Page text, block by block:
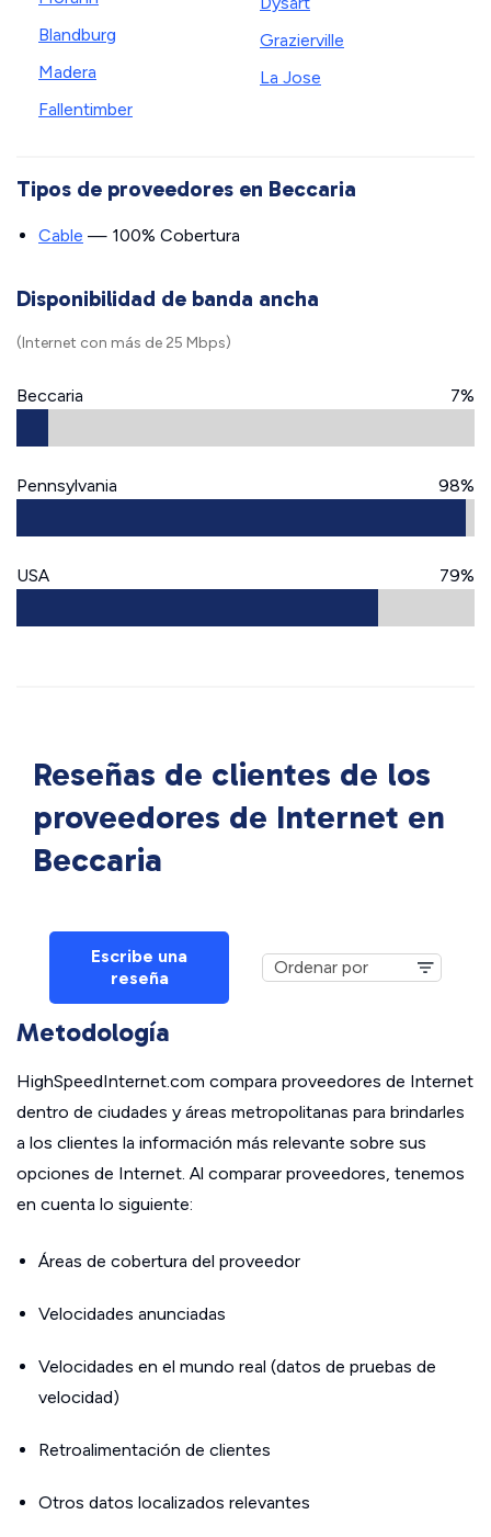
Blandburg
Madera
Fallentimber
Grazierville
La Jose
Tipos de proveedores en Beccaria
Cable — 100% Cobertura
Disponibilidad de banda ancha
(Internet con más de 25 Mbps)
Beccaria 7%
Pennsylvania 98%
USA 79%
Reseñas de clientes de los
proveedores de Internet en
Beccaria
Escribe una
reseña
Metodología
HighSpeedInternet.com compara proveedores de Internet
dentro de ciudades y áreas metropolitanas para brindarles
a los clientes la información más relevante sobre sus
opciones de Internet. Al comparar proveedores, tenemos
en cuenta lo siguiente:
Áreas de cobertura del proveedor
Velocidades anunciadas
Velocidades en el mundo real (datos de pruebas de
velocidad)
Retroalimentación de clientes
Otros datos localizados relevantes